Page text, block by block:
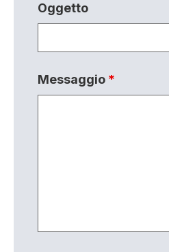
Oggetto
Messaggio *